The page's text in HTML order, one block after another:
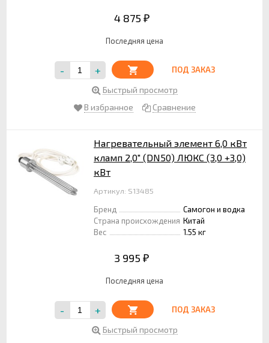
4 875 ₽
Последняя цена
- + ПОД ЗАКАЗ
Быстрый просмотр
В избранное
Сравнение
Нагревательный элемент 6,0 кВт
кламп 2,0" (DN50) ЛЮКС (3,0 +3,0)
кВт
Артикул: S13485
Бренд
Самогон и водка
Страна происхождения Китай
Вес
1.55 кг
3 995 ₽
Последняя цена
- + ПОД ЗАКАЗ
Быстрый просмотр